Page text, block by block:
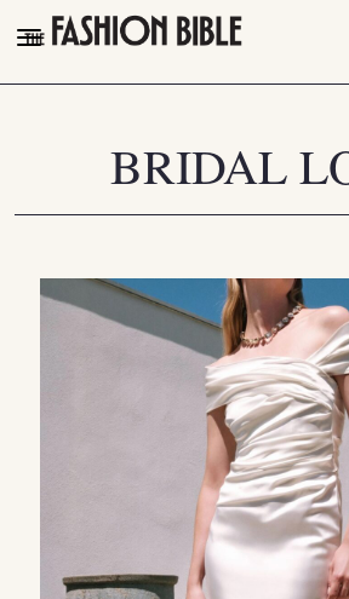
THE FASHION BIBLE
PLEASURES
X(Twitter)
BRIDAL